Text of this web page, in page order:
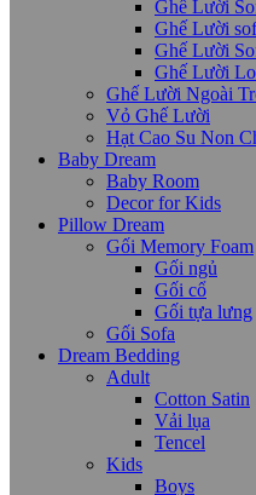
Ghế Lười
Ghế Lười
Ghế Lười
Ghế Lười
Ghế Lười Ngoài
Vỏ Ghế Lười
Hạt Cao Su Non
Baby Dream
Baby Room
Decor for Kids
Pillow Dream
Gối Memory Foam
Gối ngủ
Gối cổ
Gối tựa lưng
Gối Sofa
Dream Bedding
Adult
Cotton Satin
Vải lụa
Tencel
Kids
Boys